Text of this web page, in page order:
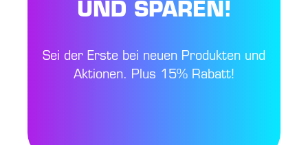
UND SPAREN!
Sei der Erste bei neuen Produkten und
Aktionen. Plus 15% Rabatt!